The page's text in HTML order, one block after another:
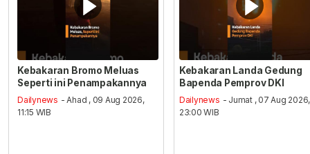
Kebakaran Bromo Meluas
Seperti ini Penampakannya
Dailynews - Ahad , 09 Aug 2026,
11:15 WIB
Kebakaran Landa Gedung
Bapenda Pemprov DKI
Dailynews - Jumat , 07 Aug 2026,
23:00 WIB